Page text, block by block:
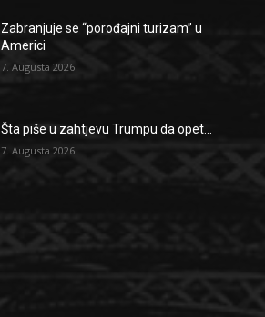
Zabranjuje se “porođajni turizam” u
Americi
7. Augusta 2026.
Šta piše u zahtjevu Trumpu da opet...
7. Augusta 2026.